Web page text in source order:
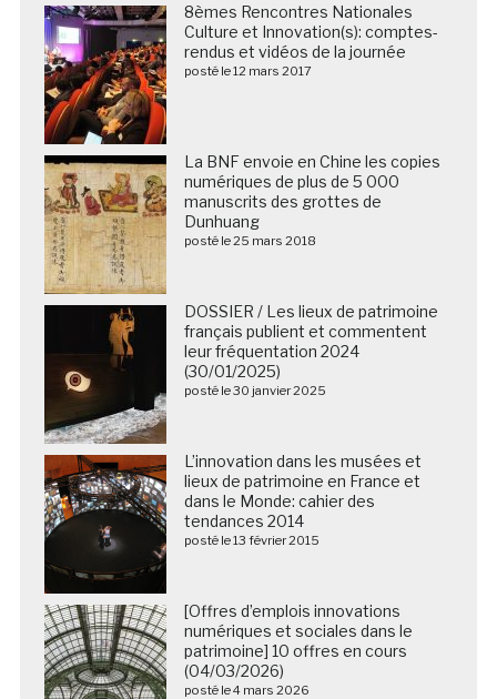
8èmes Rencontres Nationales
Culture et Innovation(s): comptes-
rendus et vidéos de la journée
posté le 12 mars 2017
La BNF envoie en Chine les copies
numériques de plus de 5 000
manuscrits des grottes de
Dunhuang
posté le 25 mars 2018
DOSSIER / Les lieux de patrimoine
français publient et commentent
leur fréquentation 2024
(30/01/2025)
posté le 30 janvier 2025
L’innovation dans les musées et
lieux de patrimoine en France et
dans le Monde: cahier des
tendances 2014
posté le 13 février 2015
[Offres d’emplois innovations
numériques et sociales dans le
patrimoine] 10 offres en cours
(04/03/2026)
posté le 4 mars 2026